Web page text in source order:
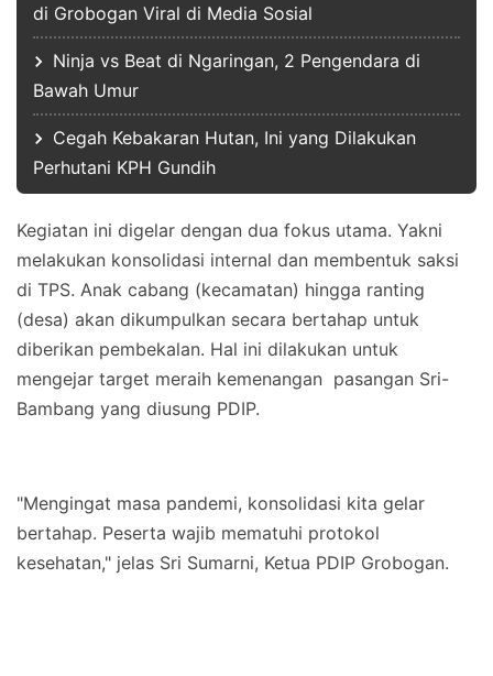
di Grobogan Viral di Media Sosial
Ninja vs Beat di Ngaringan, 2 Pengendara di
Bawah Umur
Cegah Kebakaran Hutan, Ini yang Dilakukan
Perhutani KPH Gundih
Kegiatan ini digelar dengan dua fokus utama. Yakni
melakukan konsolidasi internal dan membentuk saksi
di TPS. Anak cabang (kecamatan) hingga ranting
(desa) akan dikumpulkan secara bertahap untuk
diberikan pembekalan. Hal ini dilakukan untuk
mengejar target meraih kemenangan pasangan Sri-
Bambang yang diusung PDIP.
"Mengingat masa pandemi, konsolidasi kita gelar
bertahap. Peserta wajib mematuhi protokol
kesehatan," jelas Sri Sumarni, Ketua PDIP Grobogan.